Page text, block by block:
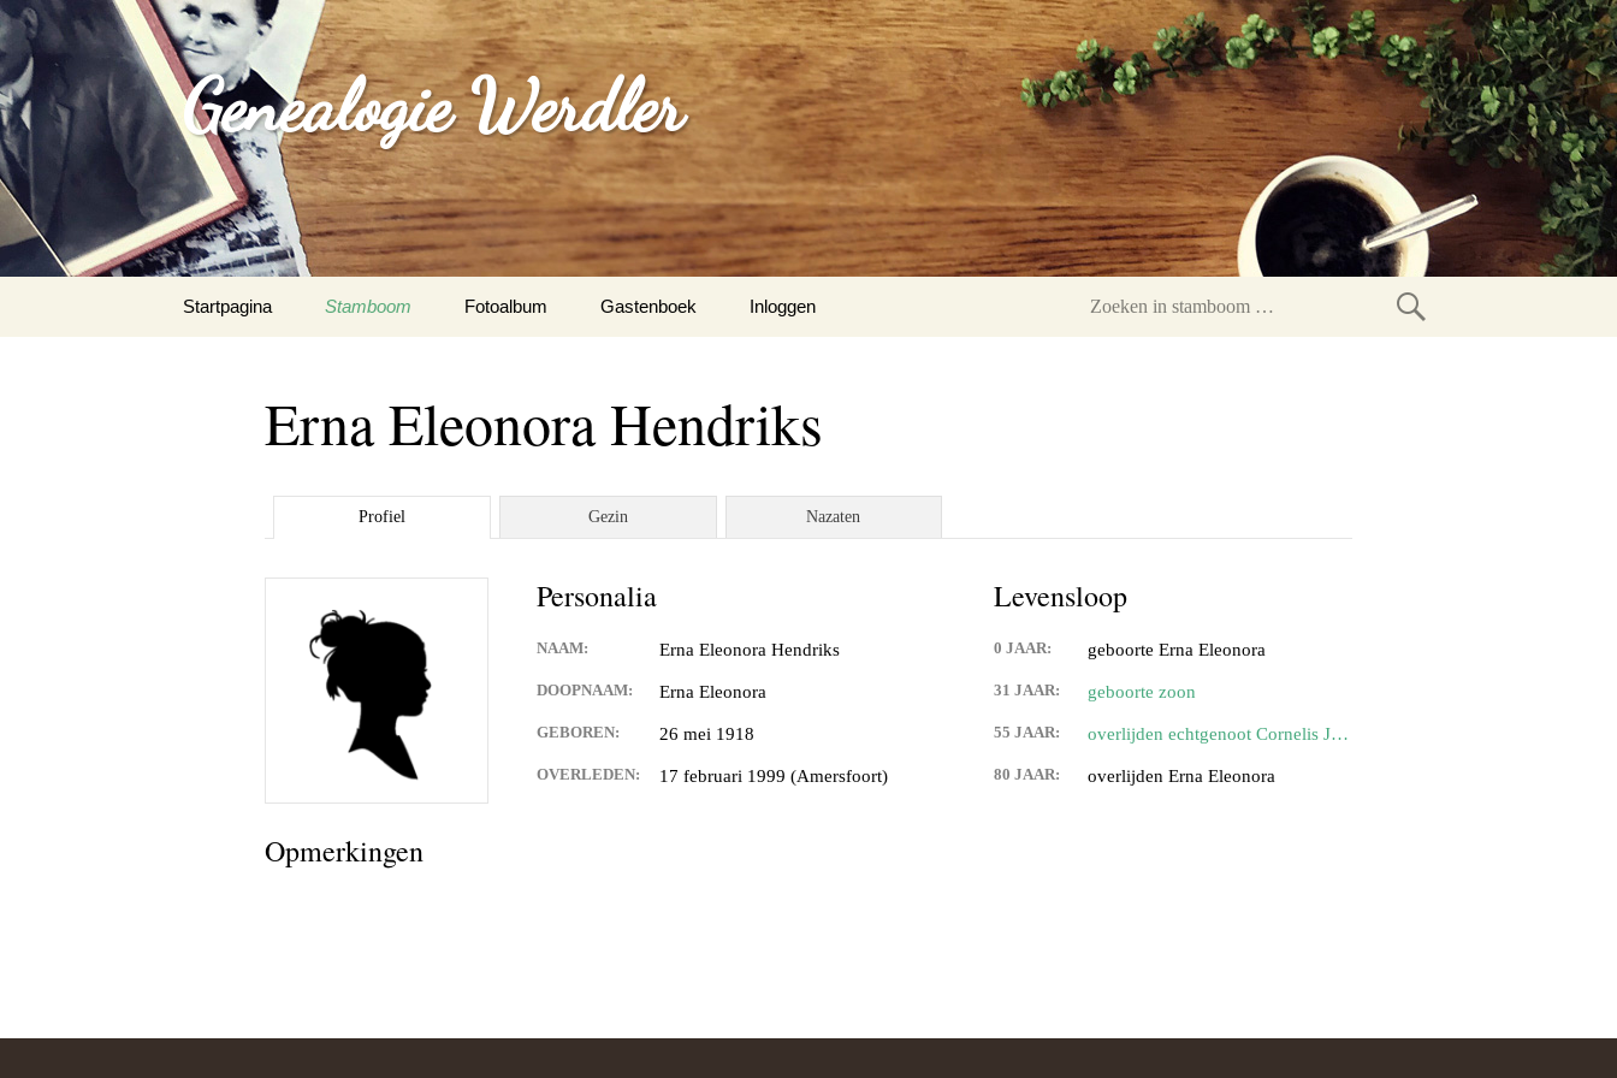
Genealogie Werdler
naar
Startpagina Stamboom Fotoalbum Gastenboek
Inloggen
Zoeken
Erna Eleonora Hendriks
Profiel Gezin Nazaten
Personalia
NAAM: Erna Eleonora Hendriks
DOOPNAAM: Erna Eleonora
GEBOREN: 26 mei 1918
OVERLEDEN: 17 februari 1999 (Amersfoort)
Levensloop
0 JAAR: geboorte Erna Eleonora
31 JAAR: geboorte zoon
55 JAAR: overlijden echtgenoot Cornelis Johannes
80 JAAR: overlijden Erna Eleonora
Opmerkingen